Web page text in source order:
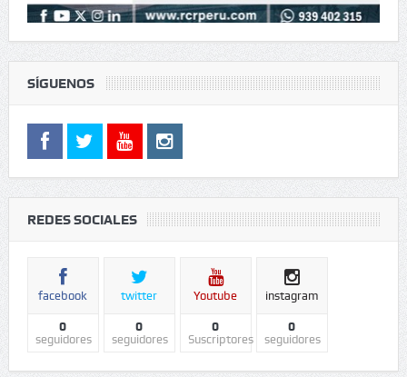
SÍGUENOS
REDES SOCIALES
facebook
0
seguidores
twitter
0
seguidores
Youtube
0
Suscriptores
instagram
0
seguidores